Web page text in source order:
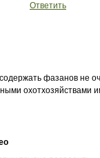
Ответить
фазанов не
охотхозяйствами